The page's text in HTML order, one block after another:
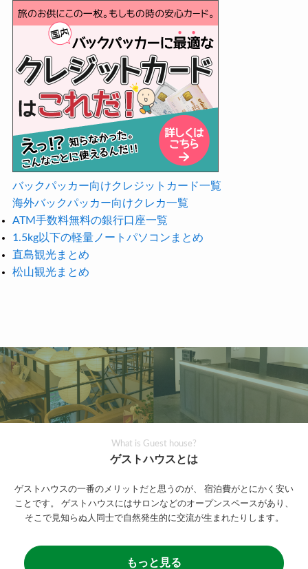
バックパッカー向けクレジットカード一覧
海外バックパッカー向けクレカ一覧
ATM手数料無料の銀行口座一覧
1.5kg以下の軽量ノートパソコンまとめ
直島観光まとめ
松山観光まとめ
What is Guest house?
ゲストハウスとは
ゲストハウスの一番のメリットだと思うのが、
宿泊費がとにかく安い
ことです。
ゲストハウスにはサロンなどのオープンスペースがあり、
そこで見知らぬ人同士で自然発生的に交流が生まれたりします。
もっと見る